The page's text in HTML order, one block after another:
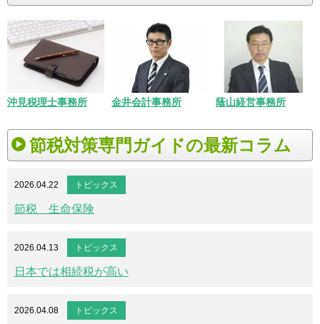
沖見税理士事務所 金井会計事務所 蔭山経営事務所
節税対策専門ガイドの最新コラム
2026.04.22 トピックス
節税 生命保険
2026.04.13 トピックス
日本では相続税が高い
2026.04.08 トピックス